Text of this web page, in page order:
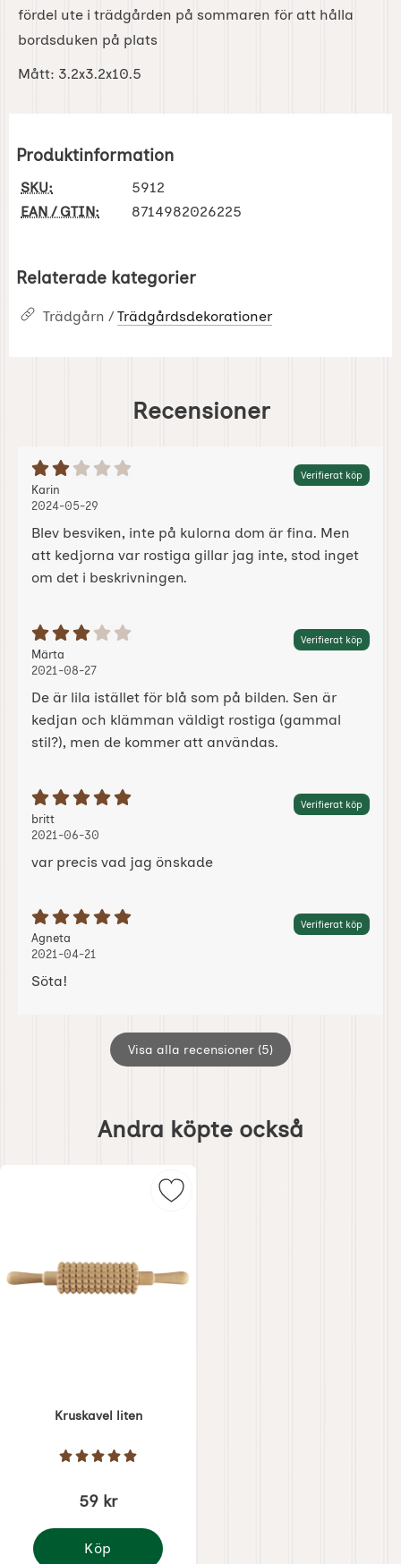
fördel ute i trädgården på sommaren för att hålla
bordsduken på plats
Mått: 3.2x3.2x10.5
Produktinformation
SKU:
5912
EAN / GTIN:
8714982026225
Relaterade kategorier
Trädgårn / Trädgårdsdekorationer
Recensioner
Betyg: 2 Stjärnor av 5 Verifierat köp
Recension av:
Karin
2024-05-29
Blev besviken, inte på kulorna dom är fina. Men
att kedjorna var rostiga gillar jag inte, stod inget
om det i beskrivningen.
Betyg: 3 Stjärnor av 5 Verifierat köp
Recension av:
Märta
2021-08-27
De är lila istället för blå som på bilden. Sen är
kedjan och klämman väldigt rostiga (gammal
stil?), men de kommer att användas.
Betyg: 5 Stjärnor av 5 Verifierat köp
Recension av:
britt, 2021-06-30
, 2021-06-30
2021-06-30
var precis vad jag önskade
Betyg: 5 Stjärnor av 5 Verifierat köp
Recension av:
Agneta
2021-04-21
Söta!
Visa alla recensioner (5)
också
Andra köpte också
Kruskavel liten
Art. nr 4946 Betyg: 5 Stjärnor av 5
59 kr
Köp
Markera kruskavel liten som